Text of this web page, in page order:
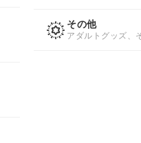
その他
アダルトグッズ、